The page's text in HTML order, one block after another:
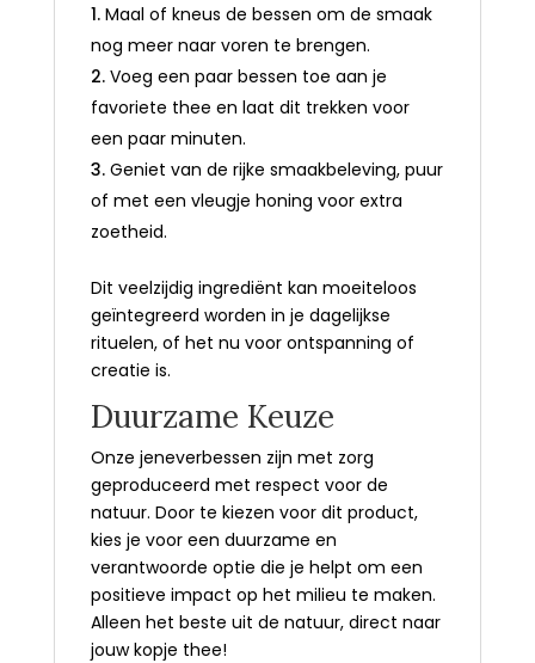
Maal of kneus de bessen om de smaak
nog meer naar voren te brengen.
Voeg een paar bessen toe aan je
favoriete thee en laat dit trekken voor
een paar minuten.
Geniet van de rijke smaakbeleving, puur
of met een vleugje honing voor extra
zoetheid.
Dit veelzijdig ingrediënt kan moeiteloos
geïntegreerd worden in je dagelijkse
rituelen, of het nu voor ontspanning of
creatie is.
Duurzame Keuze
Onze jeneverbessen zijn met zorg
geproduceerd met respect voor de
natuur. Door te kiezen voor dit product,
kies je voor een duurzame en
verantwoorde optie die je helpt om een
positieve impact op het milieu te maken.
Alleen het beste uit de natuur, direct naar
jouw kopje thee!